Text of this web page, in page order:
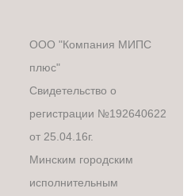
ООО "Компания МИПС
плюс"
Свидетельство о
регистрации №192640622
от 25.04.16г.
Минским городским
исполнительным